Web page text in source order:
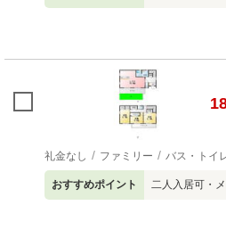
礼金なし ファミリー バス・トイ
おすすめポイント 二人入居可・